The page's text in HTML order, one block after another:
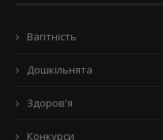
Вагітність
Дошкільнята
Здоров'я
Конкурси